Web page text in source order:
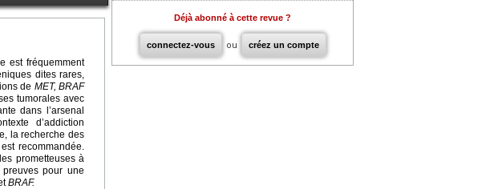
est fréquemment
dites rares,
de MET, BRAF
tumorales avec
dans l’arsenal
d’addiction
la recherche des
recommandée.
prometteuses à
pour une
BRAF.
Déjà abonné à cette revue ?
connectez-vous ou créez un compte